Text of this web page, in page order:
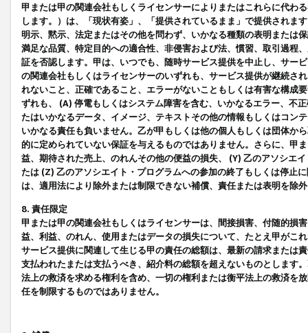
甲または甲の関連会社もしくライセンサーによりまたはこれらに代わ
します。）は、「現状有姿」、「提供されているまま」で提供されま
明示、黙示、法定またはその他を問わず、いかなる種類の表明または
満足な品質、特定目的への適合性、非侵害および法、慣習、取引過程
証を否認します。甲は、いつでも、随時サービス提供を中止し、サー
の関連会社もしくはライセンサーのいずれも、サービス提供が継続さ
れないこと、正確であること、エラーがないこともしくは有害な構成
ずれも、 (A) 停電もしくはシステム障害を含む、いかなるエラー、不
たはいかなるデータ、イメージ、テキストその他の情報もしくはコン
いかなる責任も負いません。乙が甲もしくは他の個人もしくは団体か
的に定められていない保証を与えるものではありません。さらに、甲
益、期待された売上、のれんその他の便益の損失、 (Y) 乙のアソシエ
たは (Z) 乙のアソシエイト・プログラムへの参加の終了もしくは停止
は、適用法により除外または制限できない補償、責任または表明を除
8. 責任限定
甲または甲の関連会社もしくはライセンサーは、間接損害、付随的損
益、利益、のれん、使用またはデータの損失について、たとえ甲がこ
サービス提供に関連して生じる甲の責任の総額は、最新の請求または
支払われたまたは支払うべき、紹介料の総額を超えないものとします
法上の救済を求める権利を含め、一切の権利または衡平法上の救済を
任を制限するものではありません。